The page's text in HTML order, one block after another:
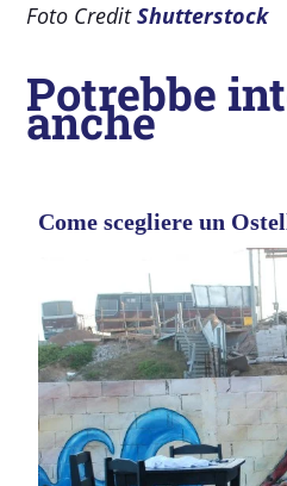
Foto CreditShutterstock
Potrebbe
anche
Come scegliere un